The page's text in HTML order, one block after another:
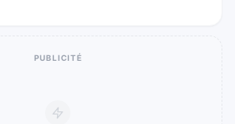
PUBLICITÉ